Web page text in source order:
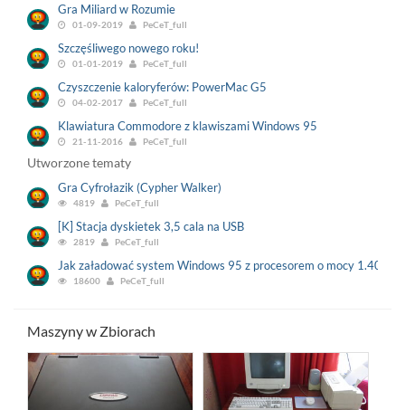
Gra Miliard w Rozumie
01-09-2019 PeCeT_full
Szczęśliwego nowego roku!
01-01-2019 PeCeT_full
Czyszczenie kaloryferów: PowerMac G5
04-02-2017 PeCeT_full
Klawiatura Commodore z klawiszami Windows 95
21-11-2016 PeCeT_full
Utworzone tematy
Gra Cyfrołazik (Cypher Walker)
4819 PeCeT_full
[K] Stacja dyskietek 3,5 cala na USB
2819 PeCeT_full
Jak załadować system Windows 95 z procesorem o mocy 1.40
18600 PeCeT_full
Maszyny w Zbiorach